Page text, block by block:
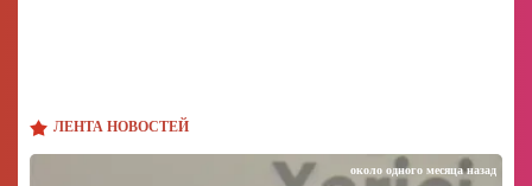
ЛЕНТА НОВОСТЕЙ
около одного месяца назад